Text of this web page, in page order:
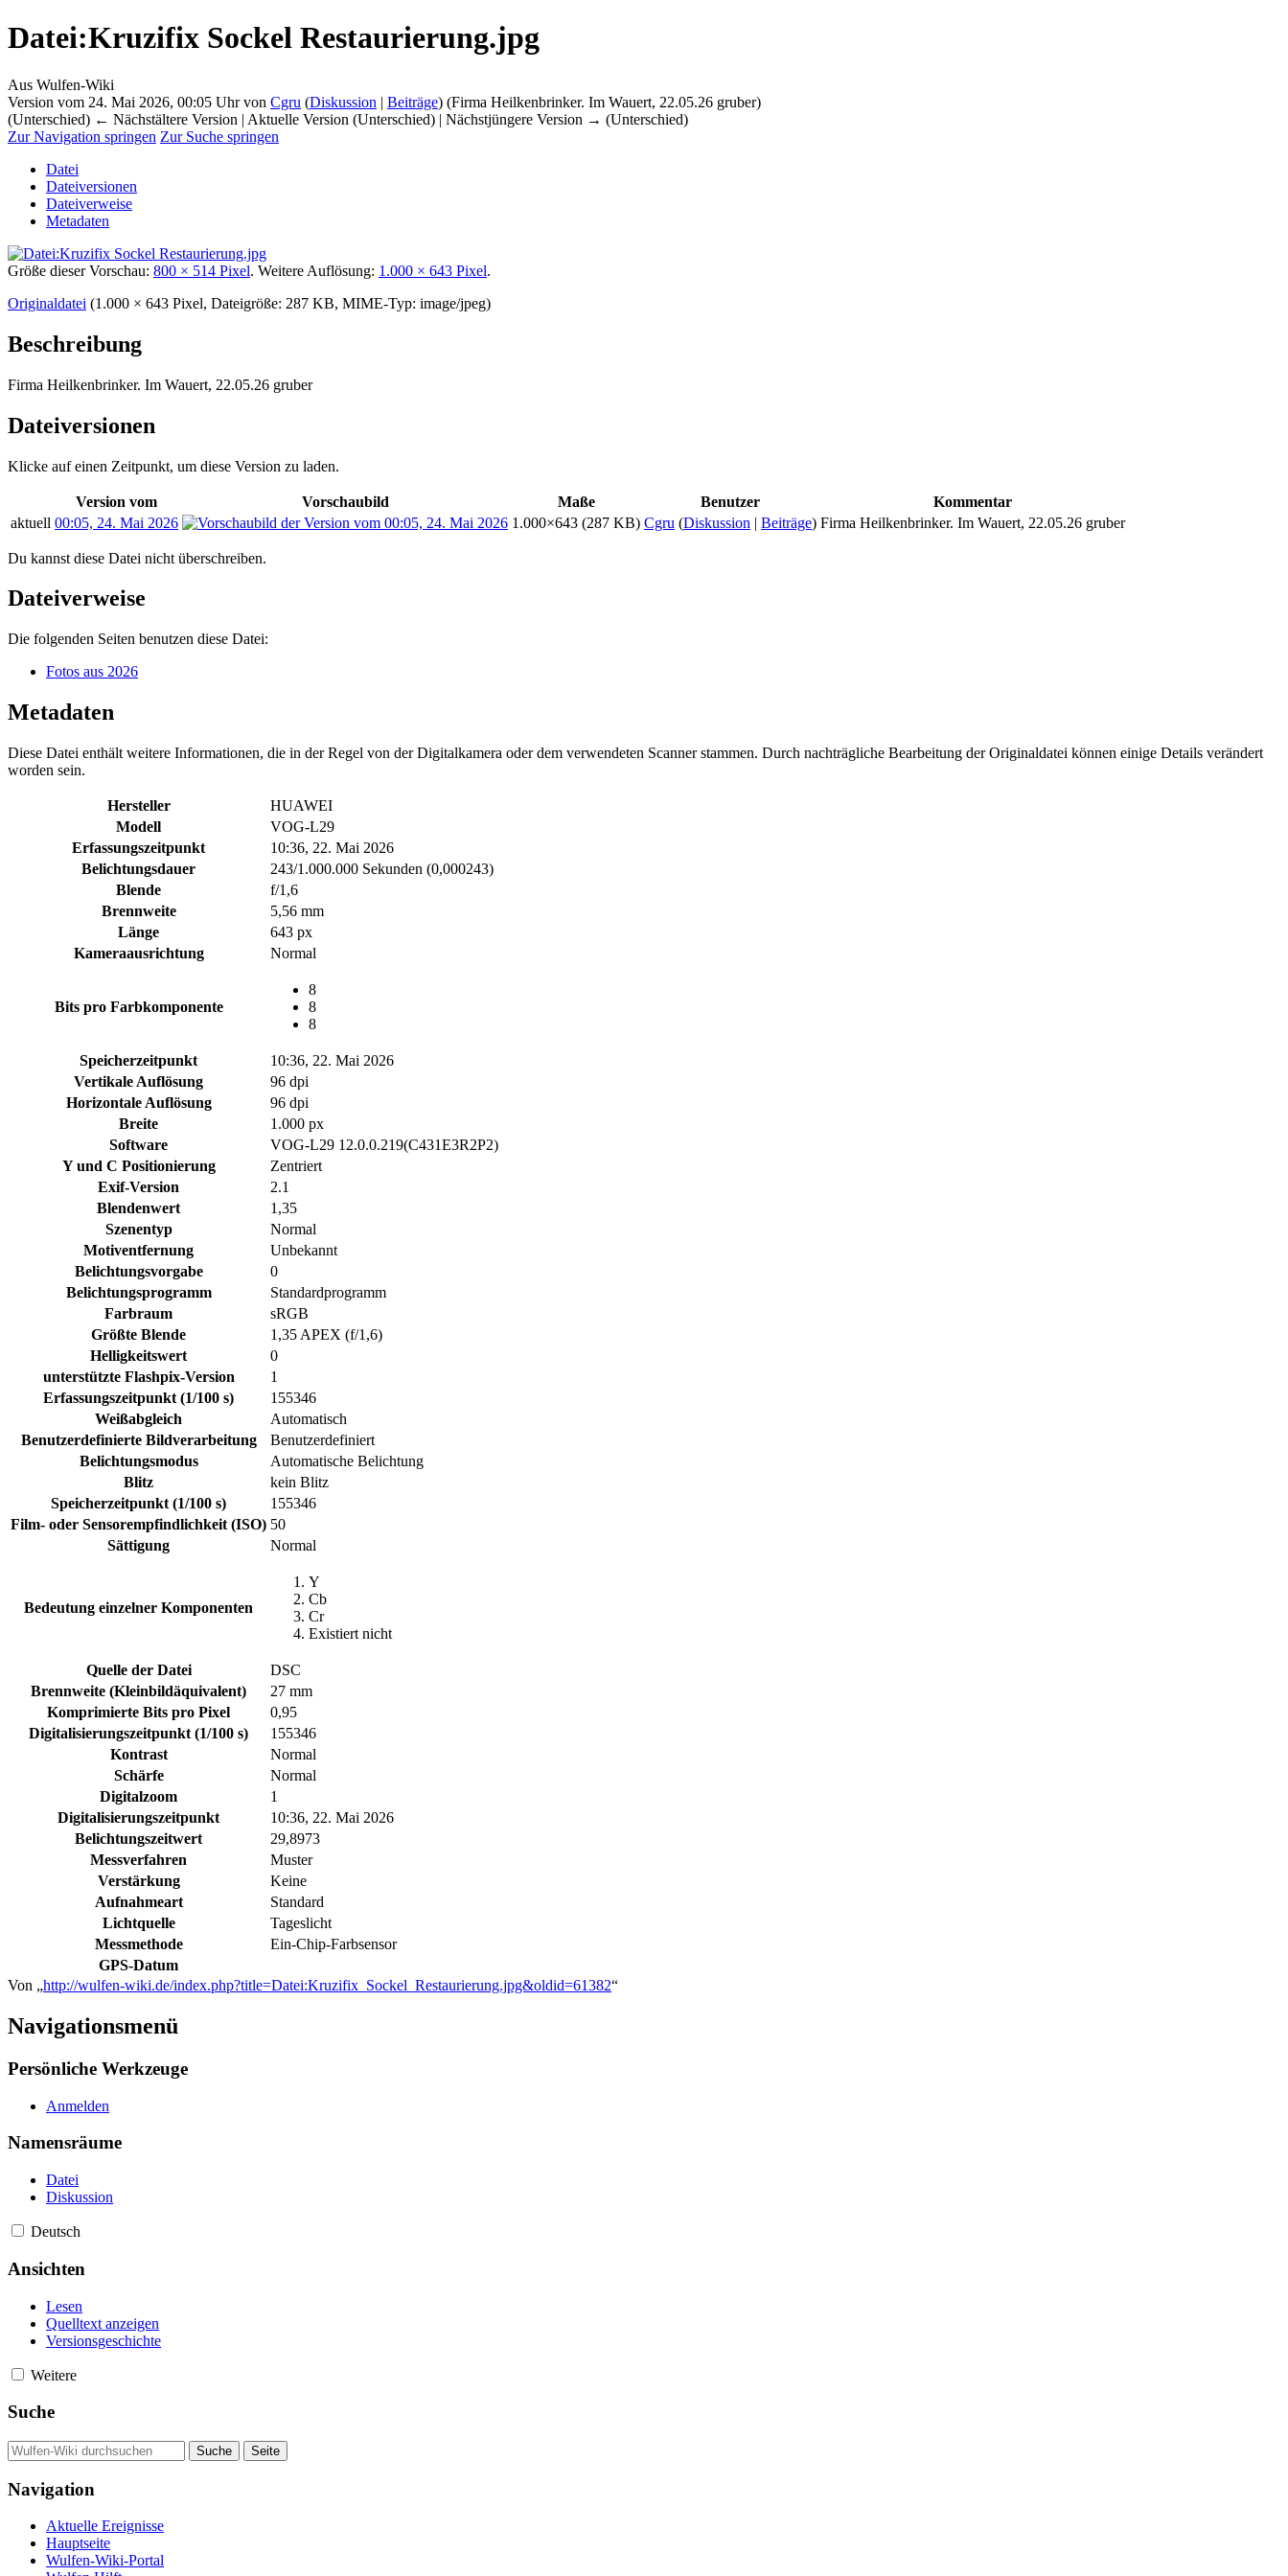
Datei:Kruzifix Sockel Restaurierung.jpg
Aus Wulfen-Wiki
Version vom 24. Mai 2026, 00:05 Uhr von Cgru (Diskussion | Beiträge) (Firma Heilkenbrinker. Im Wauert, 22.05.26 gruber)
(Unterschied) ← Nächstältere Version | Aktuelle Version (Unterschied) | Nächstjüngere Version → (Unterschied)
Zur Navigation springen Zur Suche springen
Datei
Dateiversionen
Dateiverweise
Metadaten
Größe dieser Vorschau: 800 × 514 Pixel. Weitere Auflösung: 1.000 × 643 Pixel.
Originaldatei (1.000 × 643 Pixel, Dateigröße: 287 KB, MIME-Typ: image/jpeg)
Beschreibung
Firma Heilkenbrinker. Im Wauert, 22.05.26 gruber
Dateiversionen
Klicke auf einen Zeitpunkt, um diese Version zu laden.
Version vom Vorschaubild Maße Benutzer
Kommentar
aktuell 00:05, 24. Mai 2026 1.000×643 (287 KB) Cgru (Diskussion | Beiträge) Firma Heilkenbrinker. Im Wauert, 22.05.26 gruber
Du kannst diese Datei nicht überschreiben.
Dateiverweise
Die folgenden Seiten benutzen diese Datei:
Fotos aus 2026
Metadaten
Diese Datei enthält weitere Informationen, die in der Regel von der Digitalkamera oder dem verwendeten Scanner stammen. Durch nachträgliche Bearbeitung der Originaldatei können einige Details verändert
worden sein.
Hersteller
HUAWEI
Modell
VOG-L29
Erfassungszeitpunkt
10:36, 22. Mai 2026
Belichtungsdauer
243/1.000.000 Sekunden (0,000243)
Blende
f/1,6
Brennweite
5,56 mm
Länge
643 px
Kameraausrichtung
Normal
Bits pro Farbkomponente
8
8
8
Speicherzeitpunkt
10:36, 22. Mai 2026
Vertikale Auflösung
96 dpi
Horizontale Auflösung
96 dpi
Breite
1.000 px
Software
VOG-L29 12.0.0.219(C431E3R2P2)
Y und C Positionierung
Zentriert
Exif-Version
2.1
Blendenwert
1,35
Szenentyp
Normal
Motiventfernung
Unbekannt
Belichtungsvorgabe
0
Belichtungsprogramm
Standardprogramm
Farbraum
sRGB
Größte Blende
1,35 APEX (f/1,6)
Helligkeitswert
0
unterstützte Flashpix-Version
1
Erfassungszeitpunkt (1/100 s)
155346
Weißabgleich
Automatisch
Benutzerdefinierte Bildverarbeitung
Benutzerdefiniert
Belichtungsmodus
Automatische Belichtung
Blitz
kein Blitz
Speicherzeitpunkt (1/100 s)
155346
Film- oder Sensorempfindlichkeit (ISO) 50
Sättigung
Normal
Bedeutung einzelner Komponenten
Y
Cb
Cr
Existiert nicht
Quelle der Datei
DSC
Brennweite (Kleinbildäquivalent)
27 mm
Komprimierte Bits pro Pixel
0,95
Digitalisierungszeitpunkt (1/100 s)
155346
Kontrast
Normal
Schärfe
Normal
Digitalzoom
1
Digitalisierungszeitpunkt
10:36, 22. Mai 2026
Belichtungszeitwert
29,8973
Messverfahren
Muster
Verstärkung
Keine
Aufnahmeart
Standard
Lichtquelle
Tageslicht
Messmethode
Ein-Chip-Farbsensor
GPS-Datum
Von „http://wulfen-wiki.de/index.php?title=Datei:Kruzifix_Sockel_Restaurierung.jpg&oldid=61382“
Navigationsmenü
Persönliche Werkzeuge
Anmelden
Namensräume
Datei
Diskussion
Deutsch
Ansichten
Lesen
Quelltext anzeigen
Versionsgeschichte
Weitere
Suche
Navigation
Aktuelle Ereignisse
Hauptseite
Wulfen-Wiki-Portal